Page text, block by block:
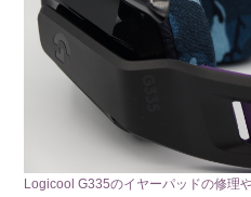
Logicool G335のイヤーパッドの修理